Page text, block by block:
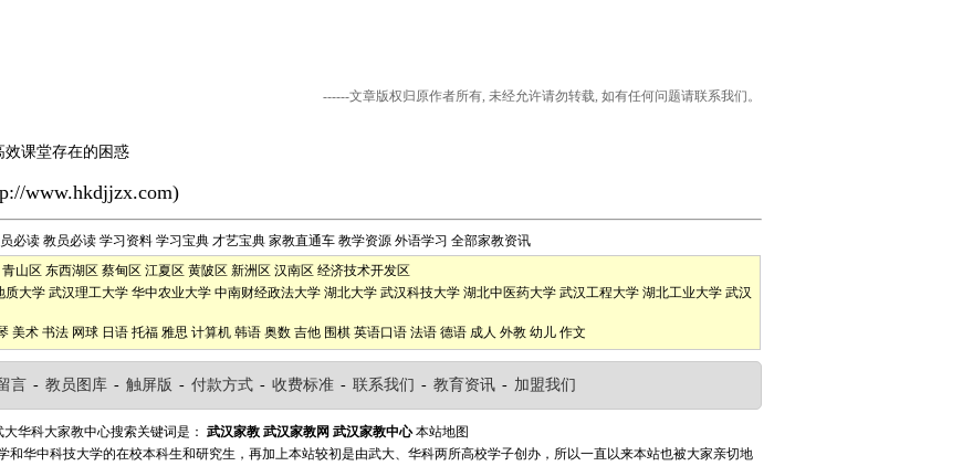
------文章版权归原作者所有, 未经允许请勿转载, 如有任何问题请联系我们。
效课堂存在的困惑
www.hkdjjzx.com)
必读 教员必读 学习资料 学习宝典 才艺宝典 家教直通车 教学资源 外语学习 全部家教资讯
青山区 东西湖区 蔡甸区 江夏区 黄陂区 新洲区 汉南区 经济技术开发区
质大学 武汉理工大学 华中农业大学 中南财经政法大学 湖北大学 武汉科技大学 湖北中医药大学 武汉工程大学 湖北工业大学 武汉
美术 书法 网球 日语 托福 雅思 计算机 韩语 奥数 吉他 围棋 英语口语 法语 德语 成人 外教 幼儿 作文
言 - 教员图库 - 触屏版 - 付款方式 - 收费标准 - 联系我们 - 教育资讯 - 加盟我们
大华科大家教中心搜索关键词是： 武汉家教 武汉家教网 武汉家教中心 本站地图
和华中科技大学的在校本科生和研究生，再加上本站较初是由武大、华科两所高校学子创办，所以一直以来本站也被大家亲切地